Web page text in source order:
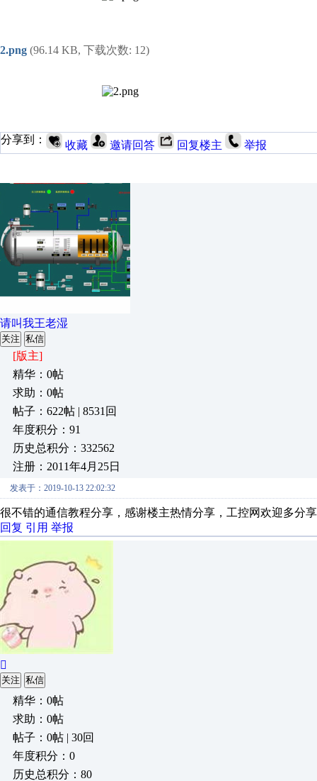
2.png (96.14 KB, 下载次数: 12)
分享到： 收藏 邀请回答 回复楼主 举报
请叫我王老湿
关注 私信
[版主]
精华：0帖
求助：0帖
帖子：622帖 | 8531回
年度积分：91
历史总积分：332562
注册：2011年4月25日
发表于：2019-10-13 22:02:32
很不错的通信教程分享，感谢楼主热情分享，工控网欢迎多分
回复 引用 举报

关注 私信
精华：0帖
求助：0帖
帖子：0帖 | 30回
年度积分：0
历史总积分：80